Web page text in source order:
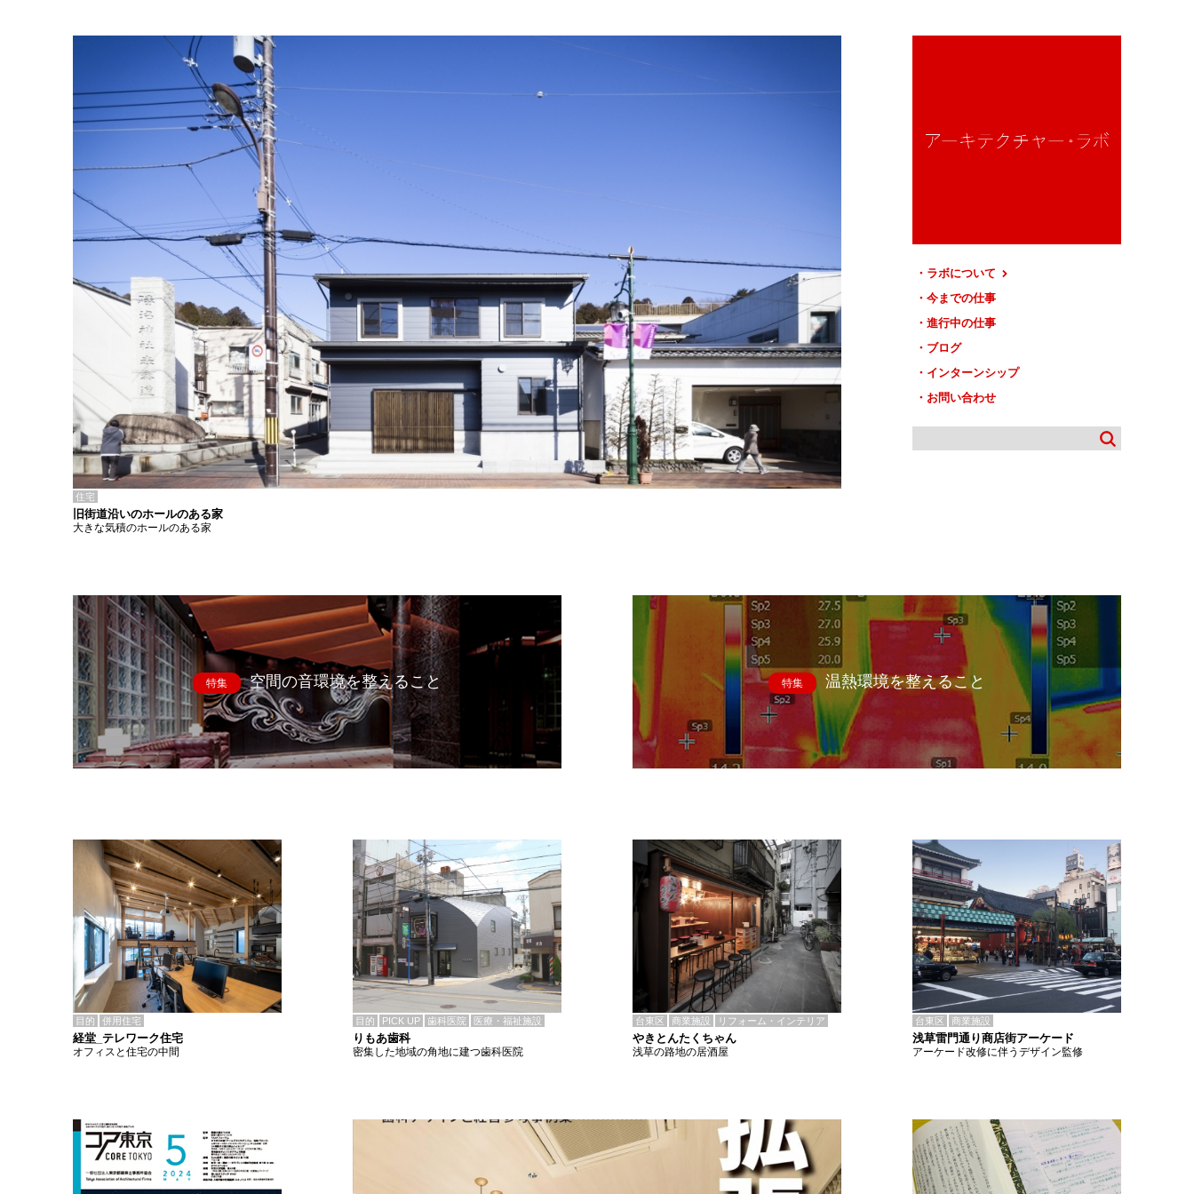
ラボについて
今までの仕事
進行中の仕事
ブログ
インターンシップ
お問い合わせ
住宅
旧街道沿いのホールのある家
大きな気積のホールのある家
特集 空間の音環境を整えること 特集 温熱環境を整えること
目的 併用住宅
経堂_テレワーク住宅
オフィスと住宅の中間
目的 PICK UP 歯科医院 医療・福祉施設
りもあ歯科
密集した地域の角地に建つ歯科医院
台東区 商業施設 リフォーム・インテリア
やきとんたくちゃん
浅草の路地の居酒屋
台東区 商業施設
浅草雷門通り商店街アーケード
アーケード改修に伴うデザイン監修